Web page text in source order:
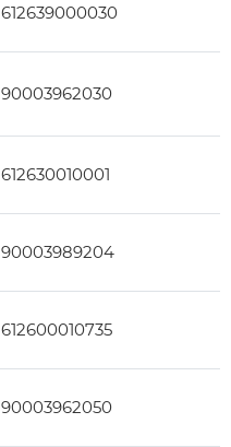
612639000030
90003962030
612630010001
90003989204
612600010735
90003962050